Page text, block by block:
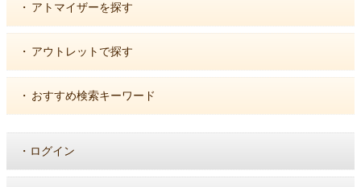
・ アトマイザーを探す
・ アウトレットで探す
・ おすすめ検索キーワード
・ ログイン